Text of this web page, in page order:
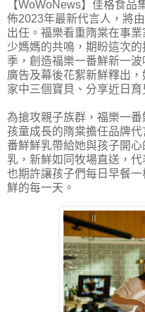
【WoWoNews】佳格食品
佈2023年最新代言人，將
出任。福樂看重隋棠在事
少媽媽的共鳴，期盼這次
季，創造福樂一番鮮新一
廣告及幕後花絮新鮮釋出
家中三個寶貝、分享近日育
為搶攻親子族群，福樂一
孩童成長的隋棠擔任品牌
番鮮鮮乳帶給她與孩子開
乳，新鮮如同牧場直送，
也期許讓孩子們每日早餐
鮮的每一天。